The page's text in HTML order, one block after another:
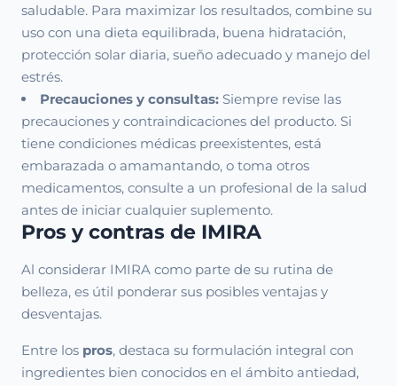
saludable. Para maximizar los resultados, combine su
uso con una dieta equilibrada, buena hidratación,
protección solar diaria, sueño adecuado y manejo del
estrés.
Precauciones y consultas: Siempre revise las
precauciones y contraindicaciones del producto. Si
tiene condiciones médicas preexistentes, está
embarazada o amamantando, o toma otros
medicamentos, consulte a un profesional de la salud
antes de iniciar cualquier suplemento.
Pros y contras de IMIRA
Al considerar IMIRA como parte de su rutina de
belleza, es útil ponderar sus posibles ventajas y
desventajas.
Entre los pros, destaca su formulación integral con
ingredientes bien conocidos en el ámbito antiedad,